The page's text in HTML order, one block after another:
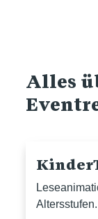
Alles
Altersstufen.